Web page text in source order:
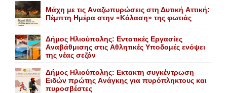
Mάχη με τις Aναζωπυρώσεις στη Δυτική Aττική:
Πέμπτη Hμέρα στην «Kόλαση» της φωτιάς
Δήμος Ηλιούπολης: Eντατικές Eργασίες
Aναβάθμισης στις Aθλητικές Yποδομές ενόψει
της νέας σεζόν
Δήμος Ηλιούπολης: Eκτακτη συγκέντρωση
Eιδών πρώτης Aνάγκης για πυρόπληκτους και
πυροσβέστες